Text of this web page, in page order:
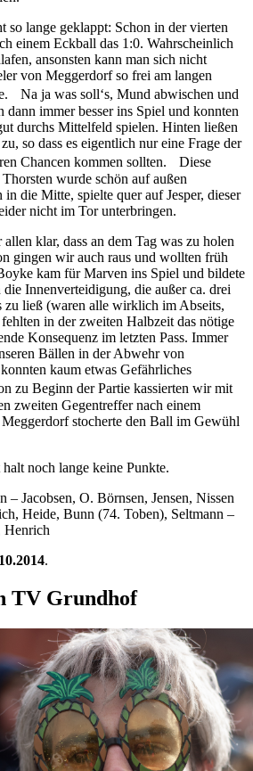
so lange geklappt: Schon in der vierten
einem Eckball das 1:0. Wahrscheinlich
ansonsten kann man sich nicht
von Meggerdorf so frei am langen
Na ja was soll‘s, Mund abwischen und
dann immer besser ins Spiel und konnten
durchs Mittelfeld spielen. Hinten ließen
so dass es eigentlich nur eine Frage der
Chancen kommen sollten. Diese
wurde schön auf außen
die Mitte, spielte quer auf Jesper, dieser
nicht im Tor unterbringen.
klar, dass an dem Tag was zu holen
gingen wir auch raus und wollten früh
kam für Marven ins Spiel und bildete
Innenverteidigung, die außer ca. drei
zu ließ (waren alle wirklich im Abseits,
in der zweiten Halbzeit das nötige
Konsequenz im letzten Pass. Immer
Bällen in der Abwehr von
kaum etwas Gefährliches
zu Beginn der Partie kassierten wir mit
zweiten Gegentreffer nach einem
stocherte den Ball im Gewühl
noch lange keine Punkte.
– Jacobsen, O. Börnsen, Jensen, Nissen
Heide, Bunn (74. Toben), Seltmann –
Henrich
.
TV Grundhof